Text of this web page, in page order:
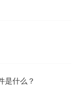
是什么？